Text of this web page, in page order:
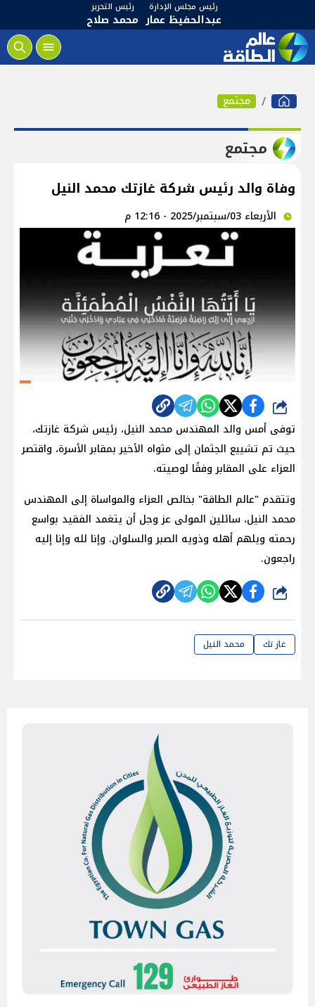
رئيس مجلس الإدارة
عبدالحفيظ عمار
رئيس التحرير
محمد صلاح
مجتمع
مجتمع
وفاة والد رئيس شركة غازتك محمد النيل
الأربعاء 03/سبتمبر/2025 - 12:16 م
شارك
توفى أمس والد المهندس محمد النيل، رئيس شركة غازتك،
حيث تم تشييع الجثمان إلى مثواه الأخير بمقابر الأسرة، واقتصر
العزاء على المقابر وفقًا لوصيته.
وتتقدم "عالم الطاقة" بخالص العزاء والمواساة إلى المهندس
محمد النيل، سائلين المولى عز وجل أن يتغمد الفقيد بواسع
رحمته ويلهم أهله وذويه الصبر والسلوان. وإنا لله وإنا إليه
راجعون.
شارك
غاز تك محمد النيل